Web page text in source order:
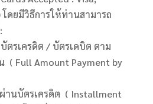
โดยมีวิธีการให้ท่านสามารถ
ตรเครดิต / บัตรเดบิต ตาม
( Full Amount Payment by
านบัตรเครดิต ( Installment